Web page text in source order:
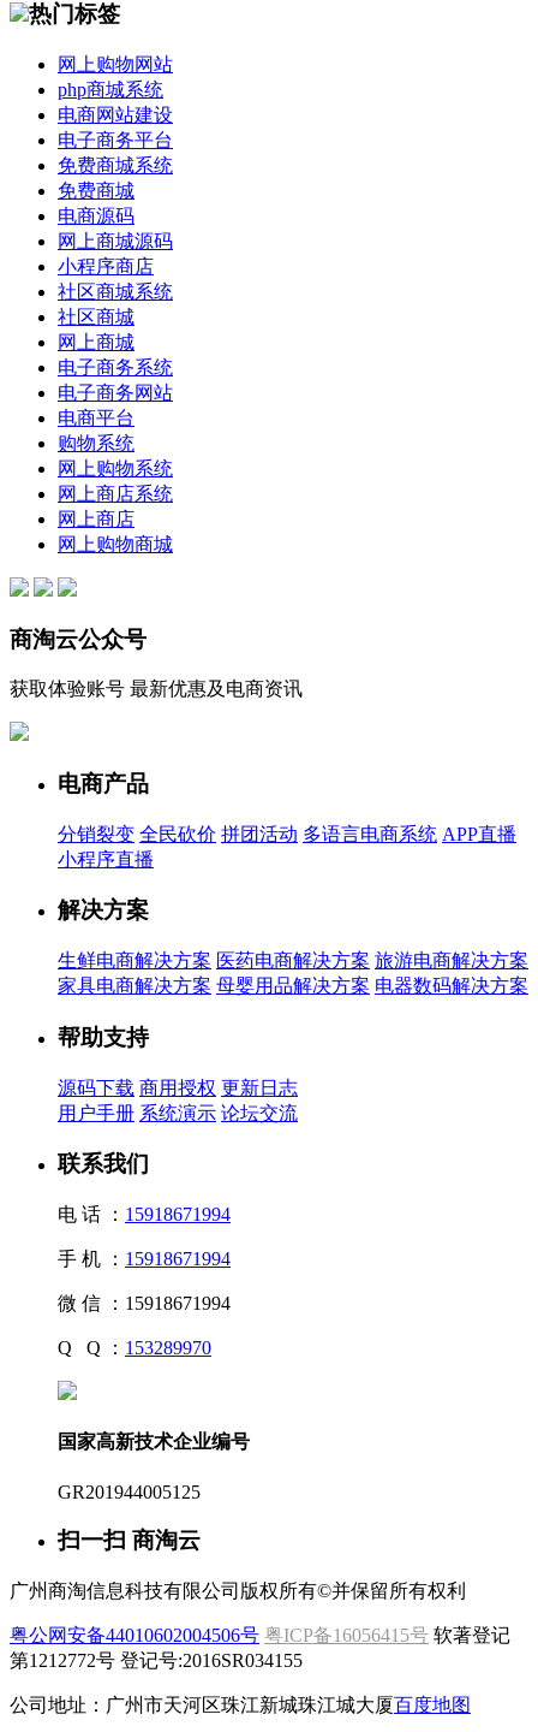
热门标签
网上购物网站
php商城系统
电商网站建设
电子商务平台
免费商城系统
免费商城
电商源码
网上商城源码
小程序商店
社区商城系统
社区商城
网上商城
电子商务系统
电子商务网站
电商平台
购物系统
网上购物系统
网上商店系统
网上商店
网上购物商城
商淘云公众号
获取体验账号 最新优惠及电商资讯
电商产品
分销裂变 全民砍价 拼团活动 多语言电商系统 APP直播
小程序直播
解决方案
生鲜电商解决方案 医药电商解决方案 旅游电商解决方案
家具电商解决方案 母婴用品解决方案 电器数码解决方案
帮助支持
源码下载 商用授权 更新日志
用户手册 系统演示 论坛交流
联系我们
电 话 ： 15918671994
手 机 ： 15918671994
微 信 ： 15918671994
Q Q ： 153289970
国家高新技术企业编号
GR201944005125
扫一扫 商淘云
广州商淘信息科技有限公司版权所有©并保留所有权利
粤公网安备44010602004506号 粤ICP备16056415号 软著登记
第1212772号 登记号:2016SR034155
公司地址：广州市天河区珠江新城珠江城大厦百度地图